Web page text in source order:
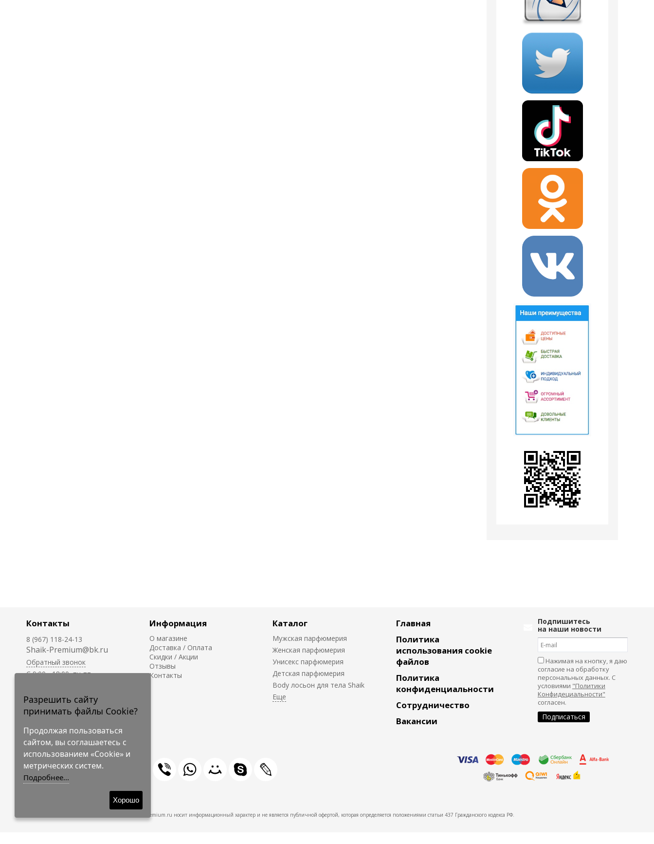
Контакты
8 (967) 118-24-13
Shaik-Premium@bk.ru
Обратный звонок
C 9:00 - 18:00, пн-пт
круглосуточно.
Информация
О магазине
Доставка / Оплата
Скидки / Акции
Отзывы
Контакты
Каталог
Мужская парфюмерия
Женская парфюмерия
Унисекс парфюмерия
Детская парфюмерия
Body лосьон для тела Shaik
Главная
Политика
использования cookie
файлов
Политика
конфиденциальности
Сотрудничество
Вакансии
Подпишитесь
на наши новости
Нажимая на кнопку, я даю
согласие на обработку
персональных данных. С
условиями "Политики
Конфидециальности"
согласен.
© 2009-2026 Shaik-Premium
Shaik-Premium.ru носит информационный характер и не является публичной офертой, которая определяется положениями статьи 437 Гражданского кодекса РФ.
Разрешить сайту
принимать файлы Cookie?
Продолжая пользоваться
сайтом, вы соглашаетесь с
использованием «Cookie» и
метрических систем.
Подробнее...
Хорошо